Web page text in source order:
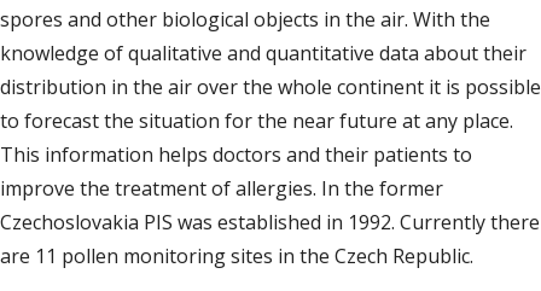
spores and other biological objects in the air. With the
knowledge of qualitative and quantitative data about their
distribution in the air over the whole continent it is possible
to forecast the situation for the near future at any place.
This information helps doctors and their patients to
improve the treatment of allergies. In the former
Czechoslovakia PIS was established in 1992. Currently there
are 11 pollen monitoring sites in the Czech Republic.